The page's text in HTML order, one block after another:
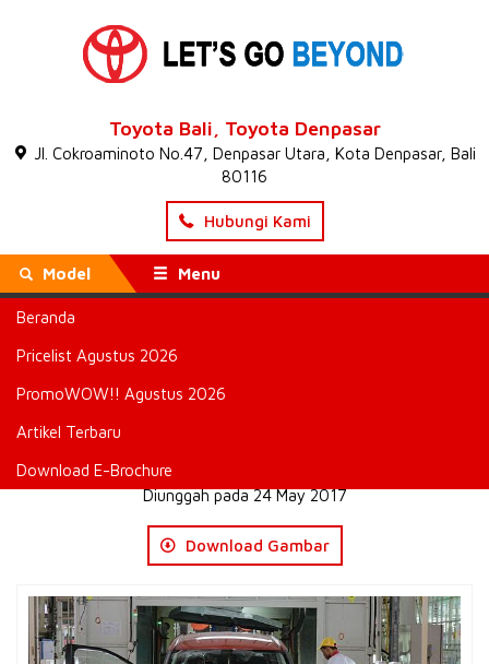
Toyota Bali, Toyota Denpasar
Jl. Cokroaminoto No.47, Denpasar Utara, Kota Denpasar, Bali
80116
Hubungi Kami
Model Menu
Beranda
Pricelist Agustus 2026
PromoWOW!! Agustus 2026
Artikel Terbaru
Download E-Brochure
Beranda
Company
» Attachment : TOYOTA Raih Gelar Indonesia Most
Admired Company
Most Admired Company
Diunggah pada 24 May 2017
Download Gambar